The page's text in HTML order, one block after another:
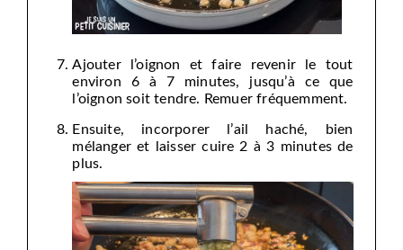
Ajouter l’oignon et faire revenir le tout
environ 6 à 7 minutes, jusqu’à ce que
l’oignon soit tendre. Remuer fréquemment.
Ensuite, incorporer l’ail haché, bien
mélanger et laisser cuire 2 à 3 minutes de
plus.